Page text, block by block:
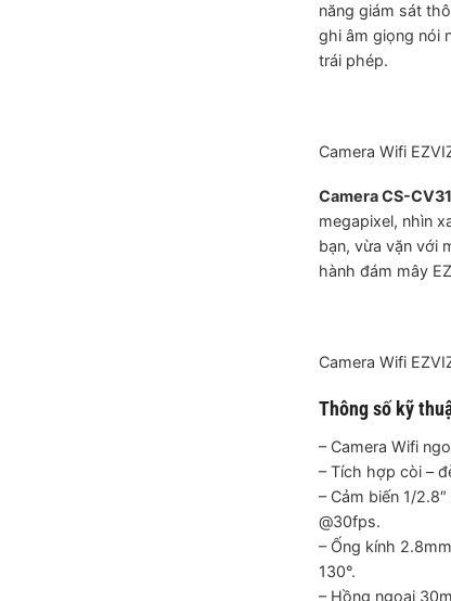
năng giám sát
ghi âm giọng nói
trái phép.
Camera Wifi
Camera CS-
megapixel, nhìn
bạn, vừa vặn với
hành đám mây
Camera Wifi
Thông số kỹ
– Camera Wifi
– Tích hợp còi –
– Cảm biến 1/
@30fps.
– Ống kính
130°.
– Hồng ngoại